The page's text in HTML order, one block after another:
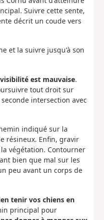
Suivre cette sente,
décrit un coude vers
et la suivre jusqu'à son
est mauvaise.
tout droit sur
intersection avec
indiqué sur la
résineux. Enfin, gravir
végétation. Contourner
bien que mal sur les
peu avant un corps de
tenir vos chiens en
principal pour